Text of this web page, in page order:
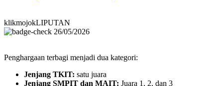
klikmojokLIPUTAN
26/05/2026
Penghargaan terbagi menjadi dua kategori:
Jenjang TKIT: satu juara
Jenjang SMPIT dan MAIT: Juara 1, 2, dan 3